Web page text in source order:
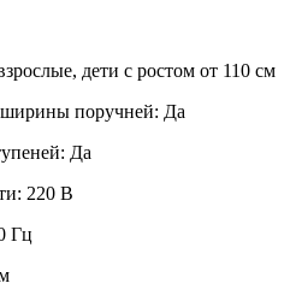
дети с ростом от 110 см
поручней: Да
Да
220 В
Гц